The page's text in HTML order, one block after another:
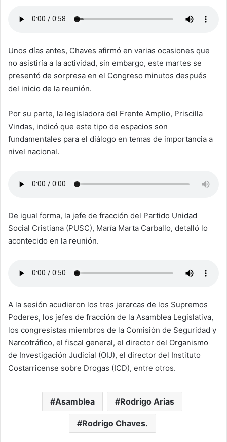
Unos días antes, Chaves afirmó en varias ocasiones que
no asistiría a la actividad, sin embargo, este martes se
presentó de sorpresa en el Congreso minutos después
del inicio de la reunión.
Por su parte, la legisladora del Frente Amplio, Priscilla
Vindas, indicó que este tipo de espacios son
fundamentales para el diálogo en temas de importancia a
nivel nacional.
De igual forma, la jefe de fracción del Partido Unidad
Social Cristiana (PUSC), María Marta Carballo, detalló lo
acontecido en la reunión.
A la sesión acudieron los tres jerarcas de los Supremos
Poderes, los jefes de fracción de la Asamblea Legislativa,
los congresistas miembros de la Comisión de Seguridad y
Narcotráfico, el fiscal general, el director del Organismo
de Investigación Judicial (OIJ), el director del Instituto
Costarricense sobre Drogas (ICD), entre otros.
Asamblea Rodrigo Arias
Rodrigo Chaves.